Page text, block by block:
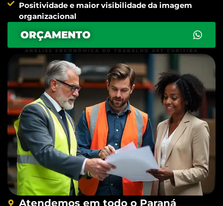
Positividade e maior visibilidade da imagem
organizacional
ORÇAMENTO
ANÁLISE ERGONÔMICA DO TRABALHO AET CURITIBA
Atendemos em todo o Paraná